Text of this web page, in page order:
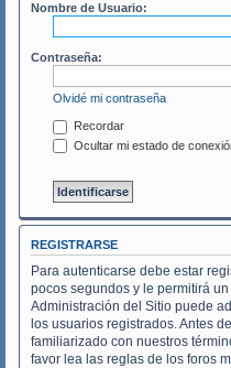
Nombre de Usuario:
Contraseña:
Olvidé mi contraseña
Recordar
Ocultar mi estado de
REGISTRARSE
Para autenticarse debe estar
pocos segundos y le permitirá
Administración del Sitio puede
los usuarios registrados. Antes
familiarizado con nuestros
favor lea las reglas de los foros